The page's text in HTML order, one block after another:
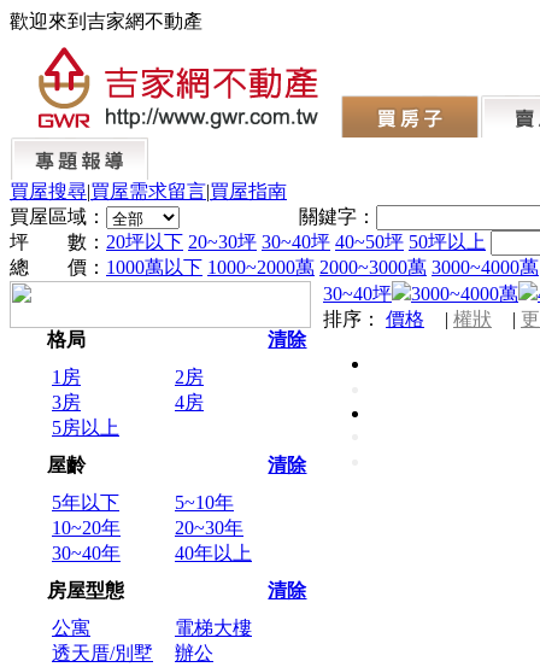
歡迎來到吉家網不動產
買屋搜尋|買屋需求留言|買屋指南
買屋區域：
關鍵字：
坪 數： 20坪以下 20~30坪 30~40坪 40~50坪 50坪以上
總 價： 1000萬以下 1000~2000萬 2000~3000萬 3000~4000萬
格局
清除
1房
2房
3房
4房
5房以上
屋齡
清除
5年以下
5~10年
10~20年
20~30年
30~40年
40年以上
房屋型態
清除
公寓
電梯大樓
透天厝/別墅
辦公
30~40坪 3000~4000萬
排序： 價格 | 權狀 |